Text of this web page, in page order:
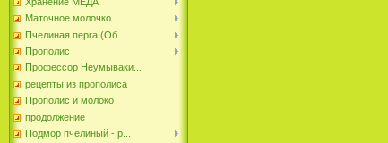
Маточное молочко
Пчелиная перга (Об...
Прополис
Профессор Неумываки...
рецепты из прополиса
Прополис и молоко
продолжение
Подмор пчелиный - р...